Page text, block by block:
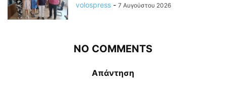
volospress - 7 Αυγούστου 2026
NO COMMENTS
Απάντηση